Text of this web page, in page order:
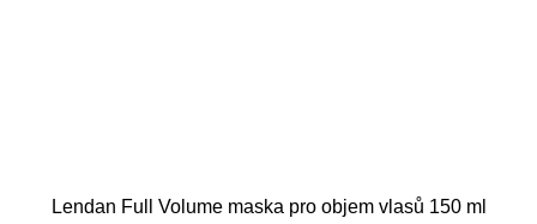
Lendan Full Volume maska pro objem vlasů 150 ml